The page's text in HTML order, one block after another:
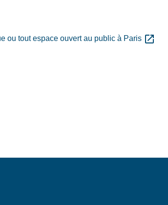
ou tout espace ouvert au public à Paris open_in_new